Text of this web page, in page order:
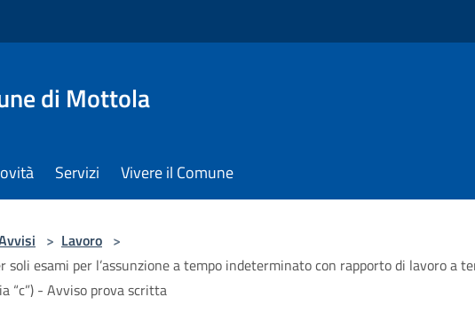
di Mottola
Servizi Vivere il Comune
> Lavoro >
soli esami per l’assunzione a tempo indeterminato con rapporto di lavoro
“c”) - Avviso prova scritta